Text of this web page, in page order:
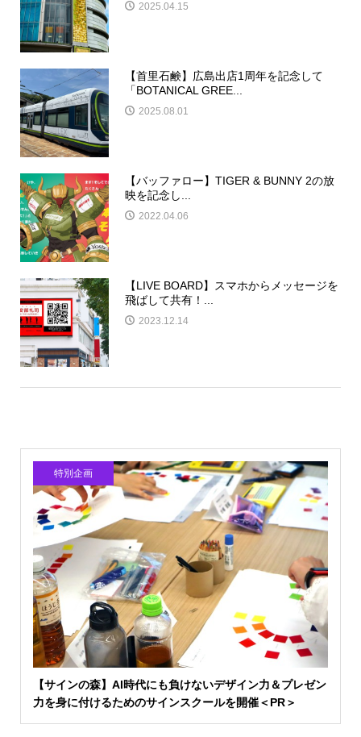
2025.04.15
【首里石鹸】広島出店1周年を記念して
「BOTANICAL GREE...
2025.08.01
【バッファロー】TIGER & BUNNY 2の放
映を記念し...
2022.04.06
【LIVE BOARD】スマホからメッセージを
飛ばして共有！...
2023.12.14
特別企画
【サインの森】AI時代にも負けないデザイン力＆プレゼン
力を身に付けるためのサインスクールを開催＜PR＞